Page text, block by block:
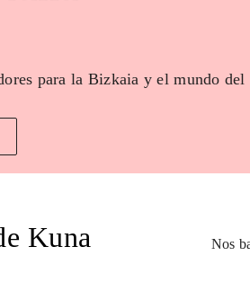
para la Bizkaia y el mundo
Kuna Nos